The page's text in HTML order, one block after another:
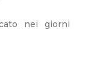
nei giorni